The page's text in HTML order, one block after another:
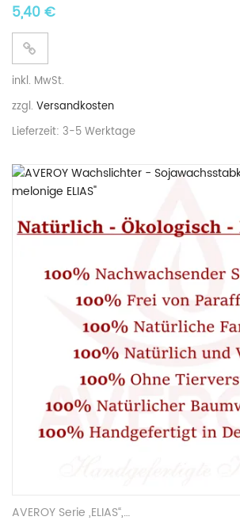
5,40€
inkl. MwSt.
zzgl. Versandkosten
Lieferzeit: 3-5 Werktage
AVEROY Serie „ELIAS“, Stab- und Tafelkerzen